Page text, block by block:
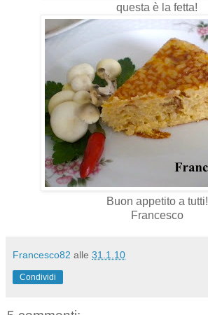
questa è la fetta!
Buon appetito a tutti!
Francesco
Francesco82 alle 31.1.10
Condividi